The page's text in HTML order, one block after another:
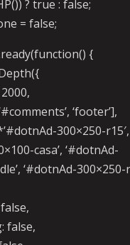
? true : false;
= false;
{
‘footer’],
300×250-r15′,
casa’, ‘#dotnAd-
‘#dotnAd-300×250-
false,